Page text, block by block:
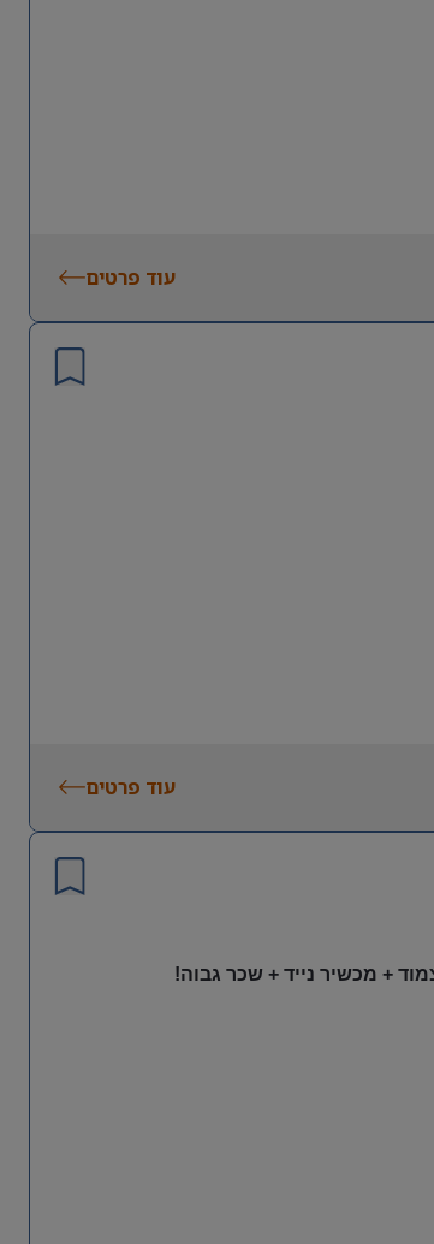
עוד פרטים
עוד פרטים
+ מכשיר נייד + שכר גבוה!